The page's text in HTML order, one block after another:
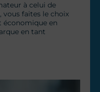
à celui de
vous faites le choix
économique en
en tant